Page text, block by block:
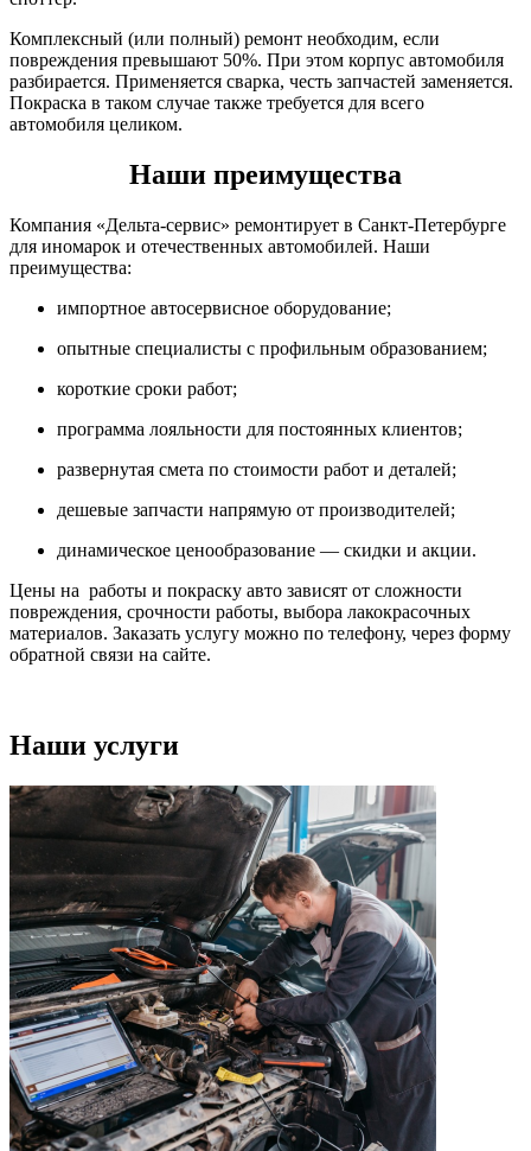
Комплексный (или полный) ремонт необходим, если
повреждения превышают 50%. При этом корпус автомобиля
разбирается. Применяется сварка, честь запчастей заменяется.
Покраска в таком случае также требуется для всего
автомобиля целиком.
Наши преимущества
Компания «Дельта-сервис» ремонтирует в Санкт-Петербурге
для иномарок и отечественных автомобилей. Наши
преимущества:
импортное автосервисное оборудование;
опытные специалисты с профильным образованием;
короткие сроки работ;
программа лояльности для постоянных клиентов;
развернутая смета по стоимости работ и деталей;
дешевые запчасти напрямую от производителей;
динамическое ценообразование — скидки и акции.
Цены на работы и покраску авто зависят от сложности
повреждения, срочности работы, выбора лакокрасочных
материалов. Заказать услугу можно по телефону, через форму
обратной связи на сайте.
Наши услуги